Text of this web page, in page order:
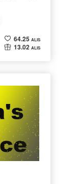
64.25 ALIS
13.02 ALIS